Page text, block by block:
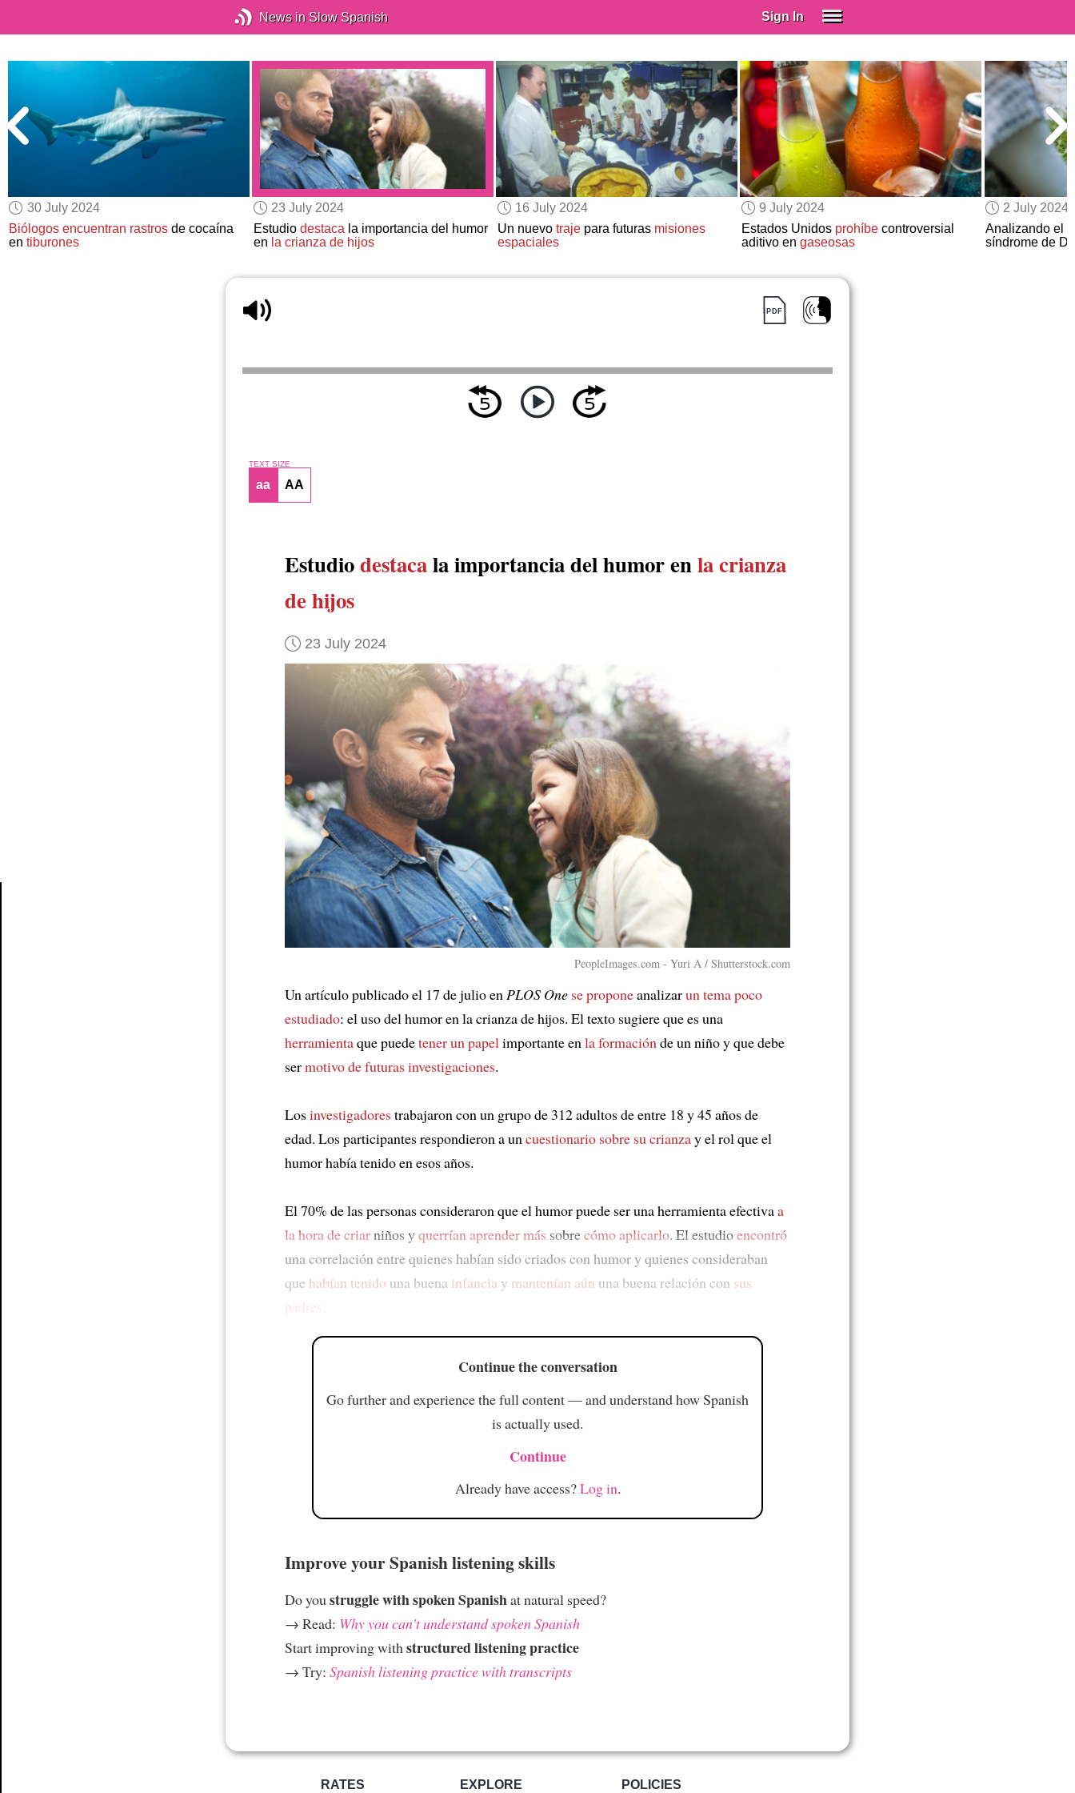
News in Slow Spanish Sign In
Spanish (Spain)
Spanish (Latino)
SUBSCRIBE
EDUCATIONAL LICENSES
GIFT CARDS
OTHER LANGUAGES
30 July 2024
Biólogos encuentran rastros de cocaína
entiburones
23 July 2024
Estudio destacala importancia del humor
en la crianza de hijos
16 July 2024
Un nuevo trajepara futuras misiones
espaciales
9 July 2024
Estados Unidos prohíbecontroversial
aditivo en gaseosas
2 July 2024
Analizando el
síndrome de
TEXT SIZE
aa AA
Estudiodestacala importancia del humor enla crianza
de hijos
23 July 2024
PeopleImages.com - Yuri A / Shutterstock.com
Un artículo publicado el 17 de julio enPLOS One se proponeanalizarun tema poco
estudiado: el uso del humor en la crianza de hijos. El texto sugiere que es una
herramientaque puedetener un papelimportante enla formaciónde un niño y que debe
sermotivo de futuras investigaciones.
Losinvestigadorestrabajaron con un grupo de 312 adultos de entre 18 y 45 años de
edad. Los participantes respondieron a uncuestionario sobre su crianzay el rol que el
humor había tenido en esos años.
El 70% de las personas consideraron que el humor puede ser una herramienta efectivaa
la hora de criarniños yquerrían aprender más sobrecómo aplicarlo. El estudioencontró
una correlación entre quienes habían sido criados con humor y quienes consideraban
que habían tenido una buena infancia y mantenían aún una buena relación con sus
padres
Continue the conversation
Go further and experience the full content — and understand how Spanish
is actually used.
Continue
Already have access?Log in.
Improve your Spanish listening skills
Do you struggle with spoken Spanishat natural speed?
→ Read: Why you can't understand spoken Spanish
Start improving with structured listening practice
→ Try: Spanish listening practice with transcripts
RATES EXPLORE POLICIES